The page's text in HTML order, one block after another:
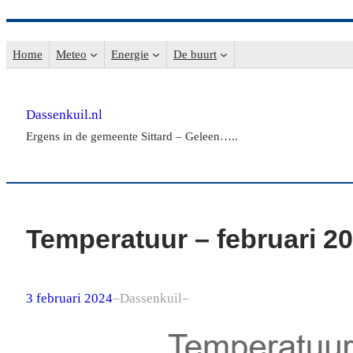
naar
Home Meteo Energie De buurt
Dassenkuil.nl
Ergens in de gemeente Sittard – Geleen…..
Temperatuur – februari
3 februari 2024–Dassenkuil–